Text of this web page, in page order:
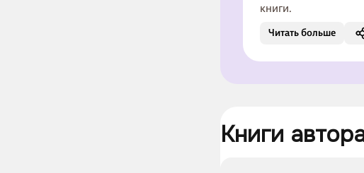
книги.
Читать больше
Книги